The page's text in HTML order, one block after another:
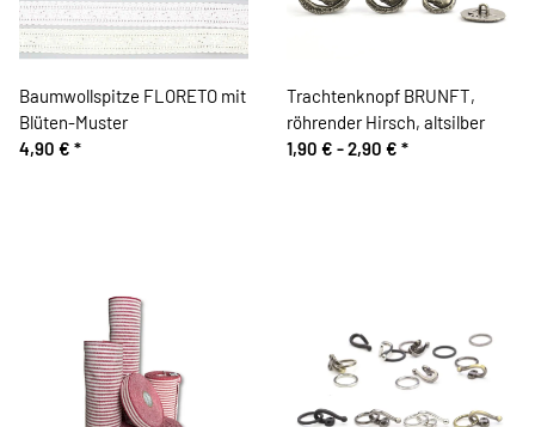
Baumwollspitze FLORETO mit
Blüten-Muster
4,90 € *
Trachtenknopf BRUNFT,
röhrender Hirsch, altsilber
1,90 € -2,90 € *